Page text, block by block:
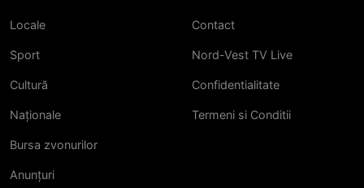
Locale
Sport
Cultură
Naționale
Bursa zvonurilor
Anunțuri
Contact
Nord-Vest TV Live
Confidentialitate
Termeni si Conditii